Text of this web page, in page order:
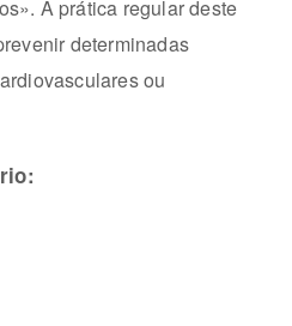
A prática regular deste
determinadas
ou